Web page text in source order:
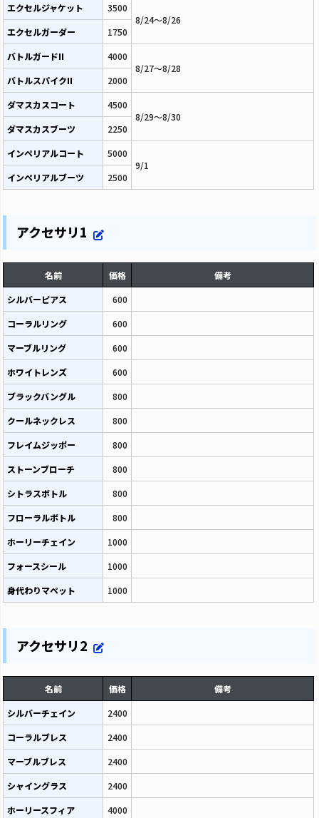
エクセルジャケット
3500
8/24～8/26
エクセルガーダー
1750
バトルガードII
4000
8/27～8/28
バトルスパイクII
2000
ダマスカスコート
4500
8/29～8/30
ダマスカスブーツ
2250
インペリアルコート
5000
9/1
インペリアルブーツ
2500
アクセサリ1
名前 価格
備考
シルバーピアス
600
コーラルリング
600
マーブルリング
600
ホワイトレンズ
600
ブラックバングル
800
クールネックレス
800
フレイムジッポー
800
ストーンブローチ
800
シトラスボトル
800
フローラルボトル
800
ホーリーチェイン
1000
フォースシール
1000
身代わりマペット
1000
アクセサリ2
名前 価格
備考
シルバーチェイン
2400
コーラルブレス
2400
マーブルブレス
2400
シャイングラス
2400
ホーリースフィア
4000